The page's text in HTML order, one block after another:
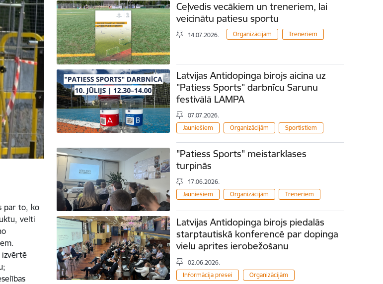
par to, ko
velti
izvērtē
Ceļvedis vecākiem un treneriem, lai
veicinātu patiesu sportu
14.07.2026. Organizācijām Treneriem
Latvijas Antidopinga birojs aicina uz
"Patiess Sports" darbnīcu Sarunu
festivālā LAMPA
07.07.2026.
Jauniešiem
Organizācijām Sportistiem
"Patiess Sports" meistarklases
turpinās
17.06.2026.
Jauniešiem
Organizācijām Treneriem
Latvijas Antidopinga birojs piedalās
starptautiskā konferencē par dopinga
vielu aprites ierobežošanu
02.06.2026.
Informācija presei
Organizācijām